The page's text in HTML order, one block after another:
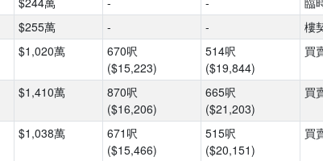
$255萬 - -
樓
$1,020萬
670呎
($15,223)
514呎
($19,844)
買
$1,410萬
870呎
($16,206)
665呎
($21,203)
買
$1,038萬
671呎
($15,466)
515呎
($20,151)
買